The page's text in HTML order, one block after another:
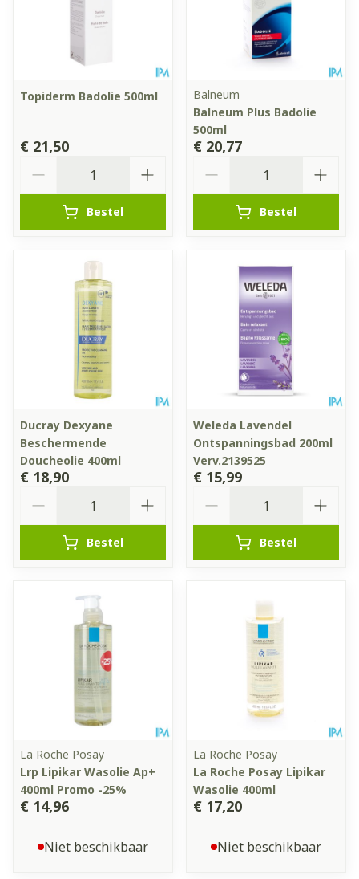
Topiderm Badolie 500ml
€ 21,50
Bestel
Balneum
Balneum Plus Badolie
500ml
€ 20,77
Bestel
Ducray Dexyane
Beschermende
Doucheolie 400ml
€ 18,90
Bestel
Weleda Lavendel
Ontspanningsbad 200ml
Verv.2139525
€ 15,99
Bestel
La Roche Posay
Lrp Lipikar Wasolie Ap+
400ml Promo -25%
€ 14,96
Niet beschikbaar
La Roche Posay
La Roche Posay Lipikar
Wasolie 400ml
€ 17,20
Niet beschikbaar